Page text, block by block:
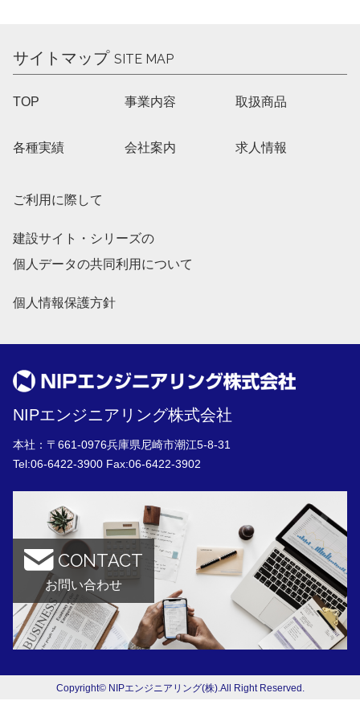
サイトマップ SITE MAP
TOP 事業内容 取扱商品
各種実績 会社案内 求人情報
ご利用に際して
建設サイト・シリーズの
個人データの共同利用について
個人情報保護方針
NIPエンジニアリング株式会社
本社：〒661-0976兵庫県尼崎市潮江5-8-31
Tel:06-6422-3900 Fax:06-6422-3902
CONTACT
お問い合わせ
Copyright© NIPエンジニアリング(株).All Right Reserved.